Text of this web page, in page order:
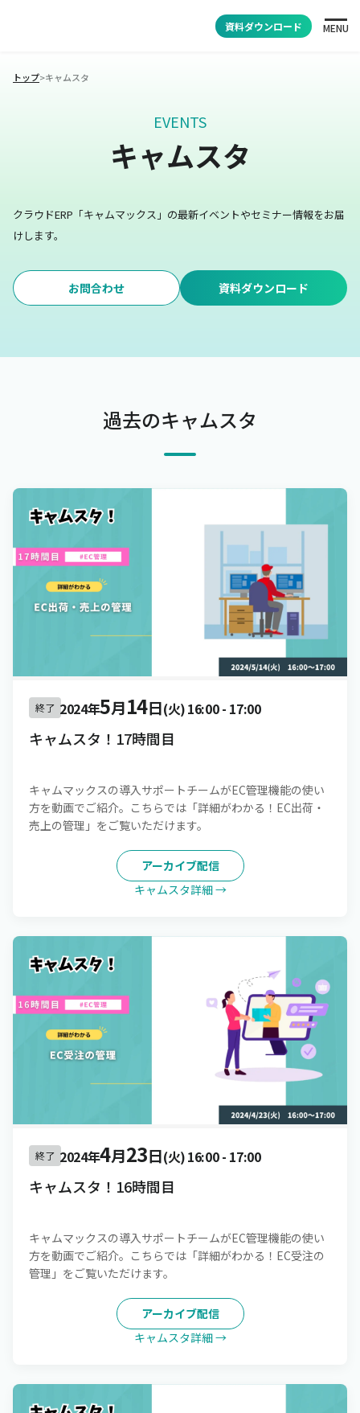
資料ダウンロード MENU
トップ>キャムスタ
EVENTS
キャムスタ
クラウドERP「キャムマックス」の最新イベントやセミナー情報をお届
けします。
お問合わせ 資料ダウンロード
過去のキャムスタ
終了 2024年5月14日(火)16:00- 17:00
キャムスタ！17時間目
キャムマックスの導入サポートチームがEC管理機能の使い
方を動画でご紹介。こちらでは「詳細がわかる！EC出荷・
売上の管理」をご覧いただけます。
アーカイブ配信
キャムスタ詳細 →
終了 2024年4月23日(火)16:00- 17:00
キャムスタ！16時間目
キャムマックスの導入サポートチームがEC管理機能の使い
方を動画でご紹介。こちらでは「詳細がわかる！EC受注の
管理」をご覧いただけます。
アーカイブ配信
キャムスタ詳細 →